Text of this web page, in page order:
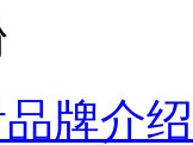
牌介绍